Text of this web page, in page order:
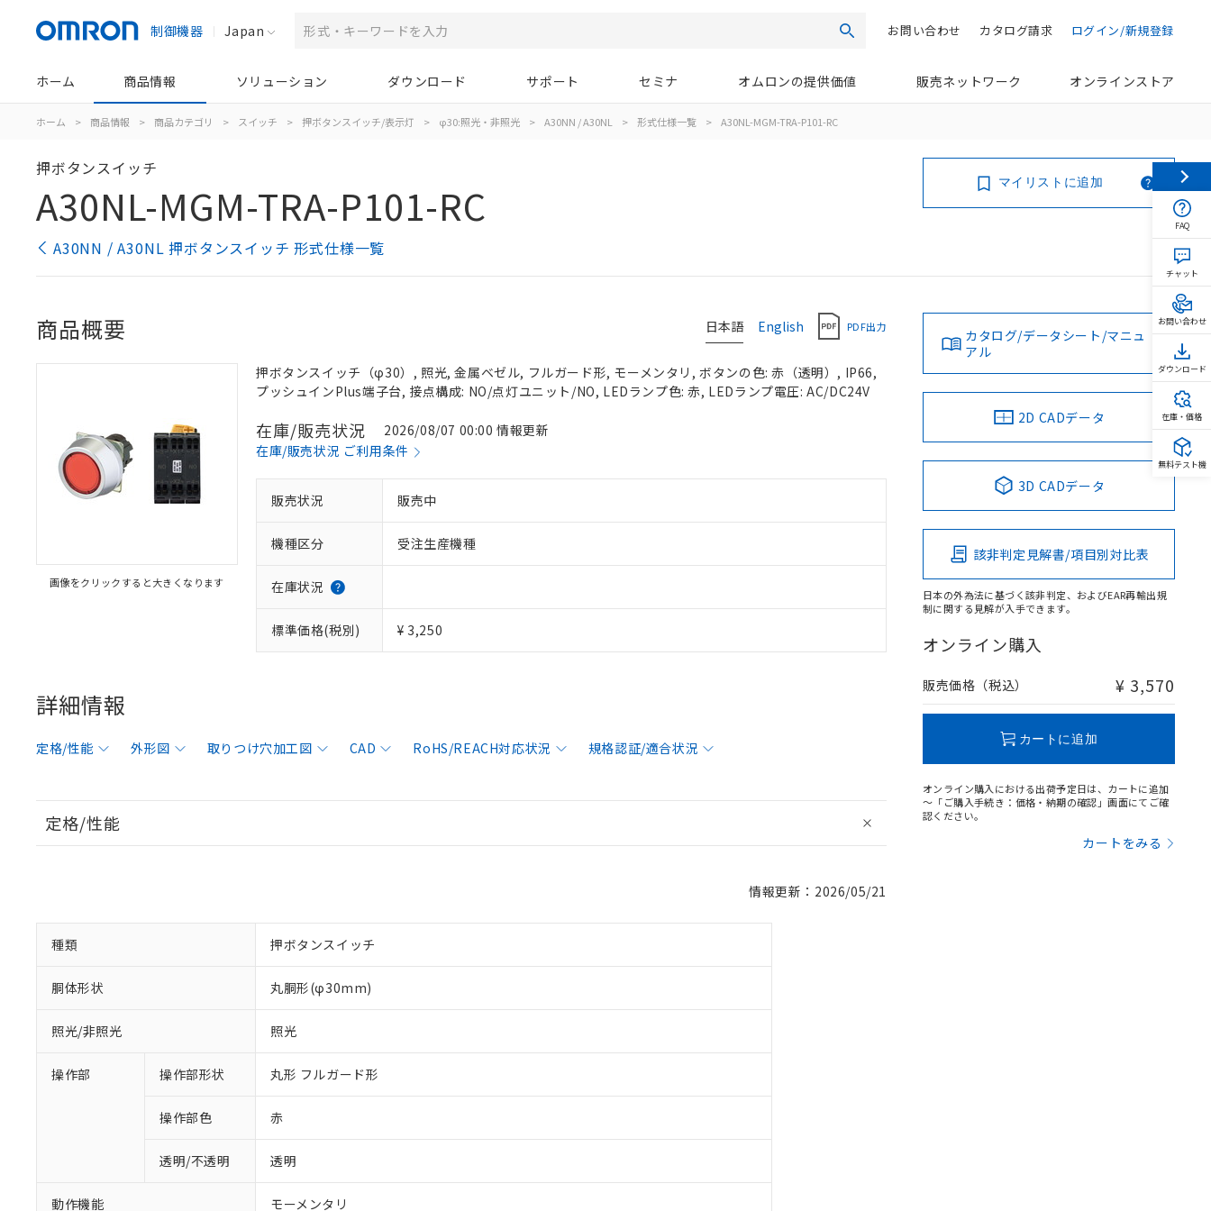
制御機器 Japan 検索 ログイン/新規登録
カタログ請求
お問い合わせ
ホーム 商品情報 ソリューション ダウンロード サポート セミナ オムロンの提供価値 販売ネットワーク オンラインストア
ホーム > 商品情報 > 商品カテゴリ > スイッチ > 押ボタンスイッチ/表示灯 > φ30:照光・非照光 > A30NN / A30NL > 形式仕様一覧 > A30NL-MGM-TRA-P101-RC
押ボタンスイッチ
A30NL-MGM-TRA-P101-RC
A30NN / A30NL 押ボタンスイッチ 形式仕様一覧
マイリストに追加
日本語 English PDF出力
商品概要
画像をクリックすると大きくなります
押ボタンスイッチ（φ30）, 照光, 金属ベゼル, フルガード形, モーメンタリ, ボタンの色: 赤（透明）, IP66,
プッシュインPlus端子台, 接点構成: NO/点灯ユニット/NO, LEDランプ色: 赤, LEDランプ電圧: AC/DC24V
在庫/販売状況
2026/08/07 00:00 情報更新
在庫/販売状況 ご利用条件
販売状況 販売中
機種区分 受注生産機種
在庫状況
標準価格(税別) ¥ 3,250
詳細情報
定格/性能 外形図 取りつけ穴加工図 CAD RoHS/REACH対応状況 規格認証/適合状況
定格/性能
情報更新：2026/05/21
種類 押ボタンスイッチ
胴体形状 丸胴形(φ30mm)
照光/非照光 照光
操作部 操作部形状 丸形 フルガード形
操作部色 赤
透明/不透明 透明
動作機能 モーメンタリ
カタログ/データシート/マニュ
アル
2D CADデータ
3D CADデータ
該非判定見解書/項目別対比表
日本の外為法に基づく該非判定、およびEAR再輸出規
制に関する見解が入手できます。
オンライン購入
販売価格（税込） ¥ 3,570
カートに追加
オンライン購入における出荷予定日は、カートに追加
～「ご購入手続き：価格・納期の確認」画面にてご確
認ください。
カートをみる
FAQ
チャット
お問い合わせ
ダウンロード
在庫・価格
無料テスト機